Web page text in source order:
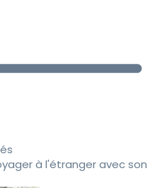
à l'étranger avec son